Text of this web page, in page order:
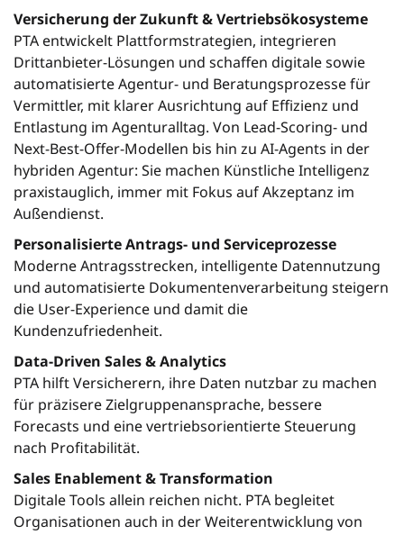
Versicherung der Zukunft & Vertriebsökosysteme
PTA entwickelt Plattformstrategien, integrieren
Drittanbieter-Lösungen und schaffen digitale sowie
automatisierte Agentur- und Beratungsprozesse für
Vermittler, mit klarer Ausrichtung auf Effizienz und
Entlastung im Agenturalltag. Von Lead-Scoring- und
Next-Best-Offer-Modellen bis hin zu AI-Agents in der
hybriden Agentur: Sie machen Künstliche Intelligenz
praxistauglich, immer mit Fokus auf Akzeptanz im
Außendienst.
Personalisierte Antrags- und Serviceprozesse
Moderne Antragsstrecken, intelligente Datennutzung
und automatisierte Dokumentenverarbeitung steigern
die User-Experience und damit die
Kundenzufriedenheit.
Data-Driven Sales & Analytics
PTA hilft Versicherern, ihre Daten nutzbar zu machen
für präzisere Zielgruppenansprache, bessere
Forecasts und eine vertriebsorientierte Steuerung
nach Profitabilität.
Sales Enablement & Transformation
Digitale Tools allein reichen nicht. PTA begleitet
Organisationen auch in der Weiterentwicklung von